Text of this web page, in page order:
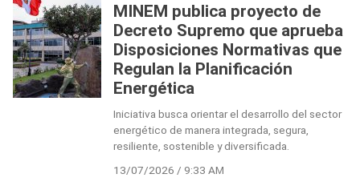
MINEM publica proyecto de
Decreto Supremo que aprueba
Disposiciones Normativas que
Regulan la Planificación
Energética
Iniciativa busca orientar el desarrollo del sector
energético de manera integrada, segura,
resiliente, sostenible y diversificada.
13/07/2026 / 9:33 AM